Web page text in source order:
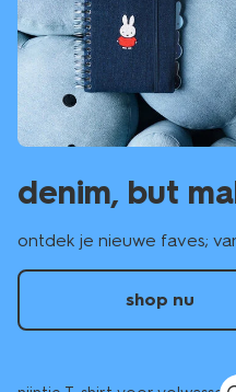
denim, but
ontdek je nieuwe faves;
shop nu